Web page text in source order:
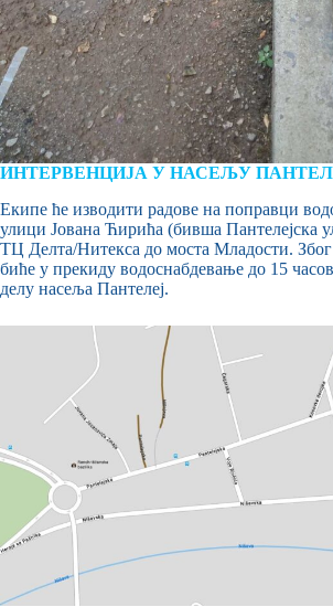
ИНТЕРВЕНЦИЈА У НАСЕЉУ
Екипе ће изводити радове на поправци
улици Јована Ћирића (бивша Пантелејска
ТЦ Делта/Нитекса до моста Младости.
биће у прекиду водоснабдевање до 15
делу насеља Пантелеј.